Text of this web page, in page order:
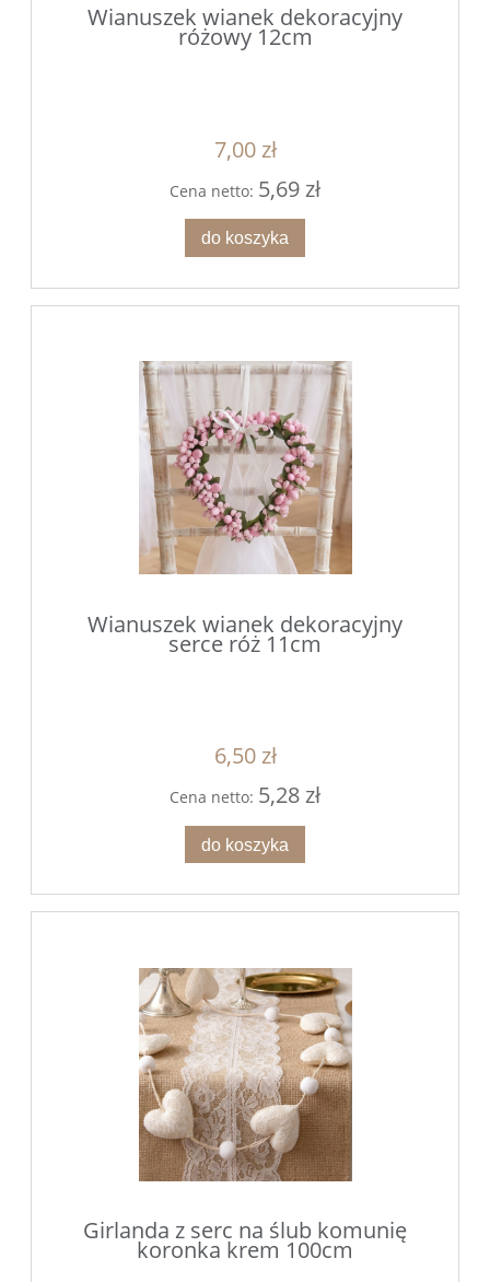
Wianuszek wianek dekoracyjny
różowy 12cm
7,00 zł
Cena netto: 5,69 zł
do koszyka
Wianuszek wianek dekoracyjny
serce róż 11cm
6,50 zł
Cena netto: 5,28 zł
do koszyka
Girlanda z serc na ślub komunię
koronka krem 100cm